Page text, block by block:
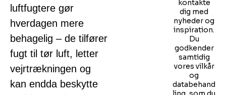
luftfugtere gør
hverdagen mere
behagelig – de tilfører
fugt til tør luft, letter
vejrtrækningen og
kan endda beskytte
kontakte
dig med
nyheder og
inspiration.
Du
godkender
samtidig
vores vilkår
og
databehand